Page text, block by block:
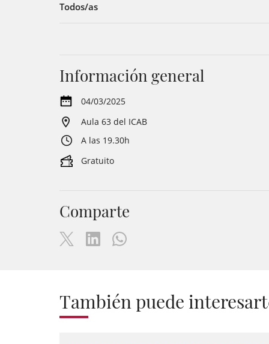
Todos/as
Información general
04/03/2025
Aula 63 del ICAB
A las 19.30h
Gratuito
Comparte
También puede